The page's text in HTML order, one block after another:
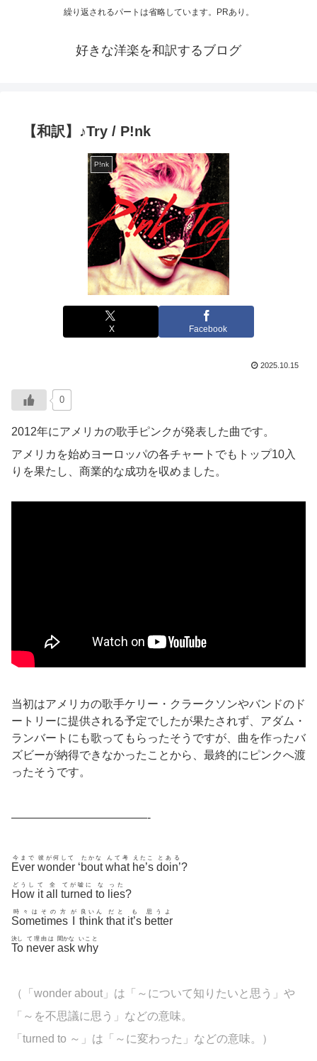
繰り返されるパートは省略しています。PRあり。
好きな洋楽を和訳するブログ
【和訳】♪Try / P!nk
P!nk
X Facebook
2025.10.15
0
2012年にアメリカの歌手ピンクが発表した曲です。
アメリカを始めヨーロッパの各チャートでもトップ10入
りを果たし、商業的な成功を収めました。
当初はアメリカの歌手ケリー・クラークソンやバンドのド
ートリーに提供される予定でしたが果たされず、アダム・
ランバートにも歌ってもらったそうですが、曲を作ったバ
ズビーが納得できなかったことから、最終的にピンクへ渡
ったそうです。
————————————-
Ever
今まで
wonder
彼が何して
‘bout
たかな
what
んて考
he’s
えたこ
doin’
とある
?
How
どうし
it
て
all
全
turned
てが嘘に
to
な
lies
った
?
Sometimes
時々はその方 が
think
良いん
that
だと
it’s
も
better
思うよ
To
決し
never
て理由は
ask
聞かな
why
いこと
（「wonder about」は「～について知りたいと思う」や
「～を不思議に思う」などの意味。
「turned to ～」は「～に変わった」などの意味。）